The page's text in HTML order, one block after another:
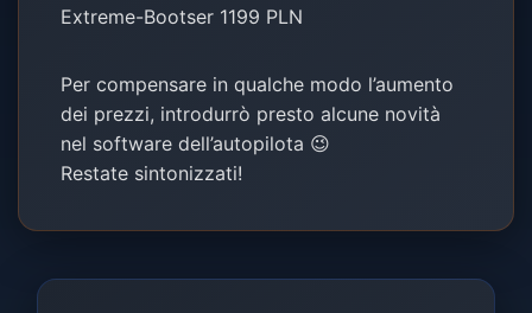
Extreme-Bootser 1199 PLN
Per compensare in qualche modo l’aumento
dei prezzi, introdurrò presto alcune novità
nel software dell’autopilota 😉
Restate sintonizzati!